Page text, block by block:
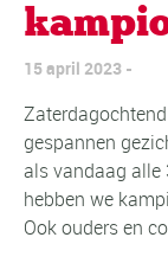
15 april 2023
gespannen
als vandaag alle
hebben we
Ook ouders en